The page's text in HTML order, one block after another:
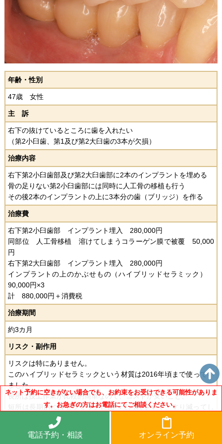
年齢・性別
47歳 女性
主 訴
右下の抜けているところに歯を入れたい
（第2小臼歯、第1及び第2大臼歯の3本が欠損）
治療内容
右下第2小臼歯部及び第2大臼歯部に2本のインプラントを埋める
骨の足りない第2小臼歯部には同時に人工骨の移植も行う
その後2本のインプラントの上に3本分の歯（ブリッジ） を作る
治療費
右下第2小臼歯部 インプラント埋入 280,000円
同部位 人工骨移植溶けてしまうコラーゲン膜で被覆 50,000
円
右下第2大臼歯部 インプラント埋入 280,000円
インプラントの上のかぶせもの（ハイブリッドセラミック）
90,000円×3
計 880,000円＋消費税
治療期間
約3カ月
リスク・副作用
リスクは特にありません。
このハイブリッドセラミックという材質は2016年頃まで使ってい
ました。
長所は技工作業が比較的簡単なので、コストが安いこと、
短所は長期的にはセラミックに比べて汚れやすく、すり減ってし
まうということです。
治療方針電話予約・相談 オンライン予約